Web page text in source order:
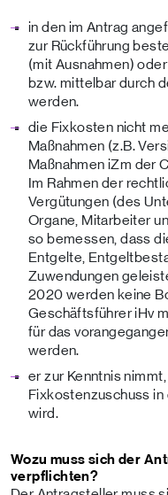
in den im Antrag
zur Rückführung
(mit Ausnahmen)
bzw. mittelbar durch
werden.
die Fixkosten nicht
Maßnahmen (z.B.
Maßnahmen iZm der
Im Rahmen der
Vergütungen (des
Organe, Mitarbeiter
so bemessen, dass
Entgelte,
Zuwendungen
2020 werden keine
Geschäftsführer iHv
für das
werden.
er zur Kenntnis
Fixkostenzuschuss
wird.
Wozu muss sich der
verpflichten?